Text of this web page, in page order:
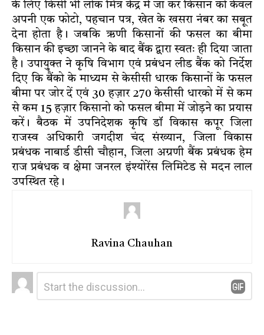
के लिए किसी भी लोक मित्र केंद्र में जा कर किसान को केवल
अपनी एक फोटो, पहचान पत्र, खेत के खसरा नंबर का सबूत
देना होता है। जबकि ऋणी किसानों की फसल का बीमा
किसान की इच्छा जानने के बाद बैंक द्वारा स्वतः ही दिया जाता
है। उपायुक्त ने कृषि विभाग एवं प्रबंधन लीड बैंक को निर्देश
दिए कि बैंको के माध्यम से केसीसी धारक किसानों के फसल
बीमा पर जोर दें एवं 30 हज़ार 270 केसीसी धारको में से कम
से कम 15 हज़ार किसानो को फसल बीमा में जोड़ने का प्रयास
करें। बैठक में उपनिदेशक कृषि डॉ विकास कपूर जिला
राजस्व अधिकारी जगदीश चंद संख्यान, जिला विकास
प्रबंधक नाबार्ड डीसी चौहान, जिला अग्रणी बैंक प्रबंधक हेम
राज प्रबंधक व क्षेमा जनरल इंश्योरेंस लिमिटेड से मदन लाल
उपस्थित रहे।
Ravina Chauhan
Leave
a
Comment